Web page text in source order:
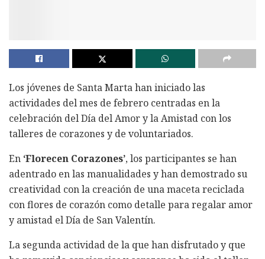
Los jóvenes de Santa Marta han iniciado las
actividades del mes de febrero centradas en la
celebración del Día del Amor y la Amistad con los
talleres de corazones y de voluntariados.
En ‘Florecen Corazones’, los participantes se han
adentrado en las manualidades y han demostrado su
creatividad con la creación de una maceta reciclada
con flores de corazón como detalle para regalar amor
y amistad el Día de San Valentín.
La segunda actividad de la que han disfrutado y que